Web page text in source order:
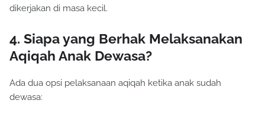
dikerjakan di masa kecil.
4. Siapa yang Berhak Melaksanakan
Aqiqah Anak Dewasa?
Ada dua opsi pelaksanaan aqiqah ketika anak sudah
dewasa: